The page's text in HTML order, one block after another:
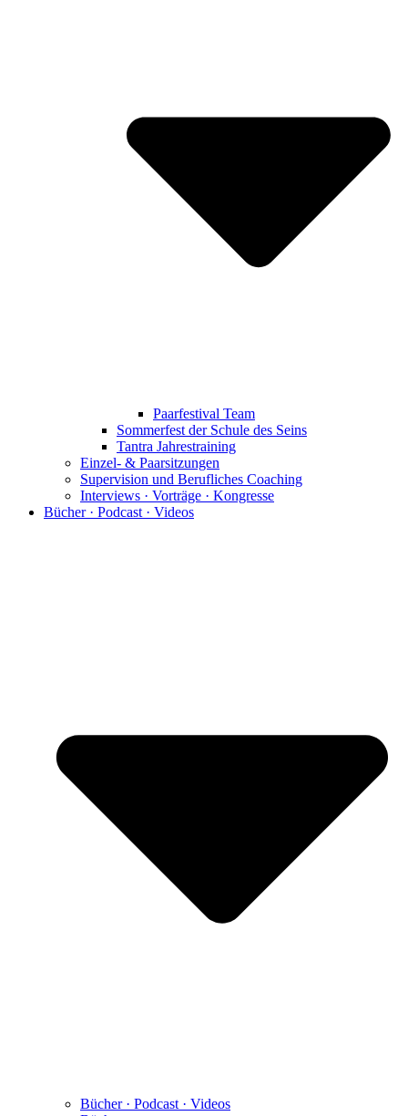
Paarfestival Team
Sommerfest der Schule des Seins
Tantra Jahrestraining
Einzel- & Paarsitzungen
Supervision und Berufliches Coaching
Interviews · Vorträge · Kongresse
Bücher · Podcast · Videos
Bücher · Podcast · Videos